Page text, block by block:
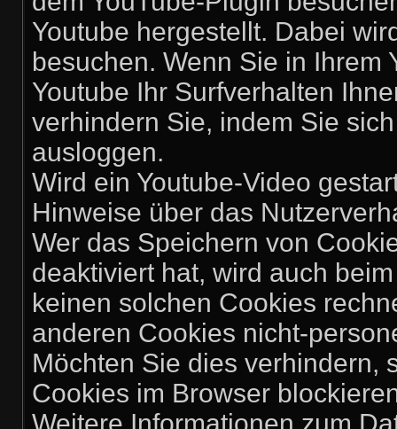
Youtube hergestellt. Dabei
besuchen. Wenn Sie in Ihrem
Youtube Ihr Surfverhalten
verhindern Sie, indem Sie
ausloggen.
Wird ein Youtube-Video
Hinweise über das
Wer das Speichern von
deaktiviert hat, wird auch
keinen solchen Cookies
anderen Cookies nicht-
Möchten Sie dies verhindern,
Cookies im Browser